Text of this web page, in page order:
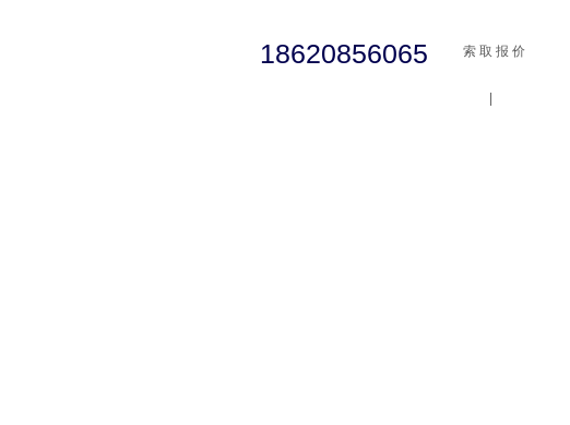
18620856065 索 取 报 价